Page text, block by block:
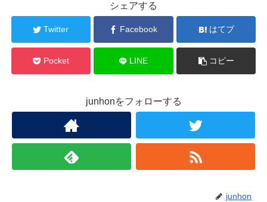
シェアする
Twitter Facebook はてブ
Pocket LINE コピー
junhonをフォローする
junhon